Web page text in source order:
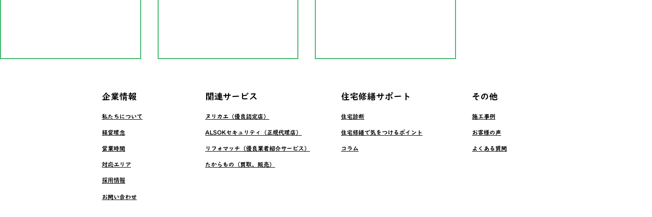
外壁塗装工事
​企業情報
​私たちについて
​経営理念
​営業時間
​対応エリア
​関連サービス
​ヌリカエ（優良認定店）
​ALSOKセキュリティ（正規代理店）
​リフォマッチ（優良業者紹介サービス）
​たからもの（買取、販売）
​住宅修繕サポート
​住宅診断
​住宅修繕で気をつけるポイント
​コラム
その他
施工事例
お客様の声
よくある質問
​採用情報
​お問い合わせ